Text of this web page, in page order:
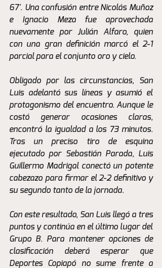
67'. Una confusión entre Nicolás Muñoz
e Ignacio Meza fue aprovechada
nuevamente por Julián Alfaro, quien
con una gran definición marcó el 2-1
parcial para el conjunto oro y cielo.
Obligado por las circunstancias, San
Luis adelantó sus líneas y asumió el
protagonismo del encuentro. Aunque le
costó generar ocasiones claras,
encontró la igualdad a los 73 minutos.
Tras un preciso tiro de esquina
ejecutado por Sebastián Parada, Luis
Guillermo Madrigal conectó un potente
cabezazo para firmar el 2-2 definitivo y
su segundo tanto de la jornada.
Con este resultado, San Luis llegó a tres
puntos y continúa en el último lugar del
Grupo B. Para mantener opciones de
clasificación deberá esperar que
Deportes Copiapó no sume frente a